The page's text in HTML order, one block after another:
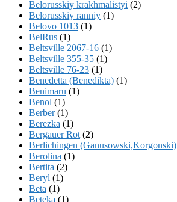
Belorusskiy krakhmalistyi (2)
Belorusskiy ranniy (1)
Belovo 1013 (1)
BelRus (1)
Beltsville 2067-16 (1)
Beltsville 355-35 (1)
Beltsville 76-23 (1)
Benedetta (Benedikta) (1)
Benimaru (1)
Benol (1)
Berber(1)
Berezka (1)
Bergauer Rot (2)
Berlichingen (Ganusowski,Korgonski)
Berolina (1)
Bertita (2)
Beryl (1)
Beta (1)
Beteka (1)